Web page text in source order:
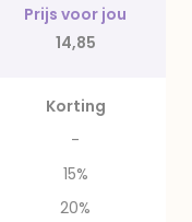
Prijs voor jou
14,85
Korting
-
15%
20%